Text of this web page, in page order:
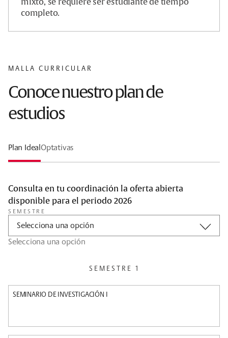
mixto, se requiere ser estudiante de tiempo
completo.
MALLA CURRICULAR
Conoce nuestro plan de
estudios
Plan IdealOptativas
Consulta en tu coordinación la oferta abierta
disponible para el periodo 2026
SEMESTRE
Selecciona una opción
Selecciona una opción
SEMESTRE 1
SEMINARIO DE INVESTIGACIÓN I